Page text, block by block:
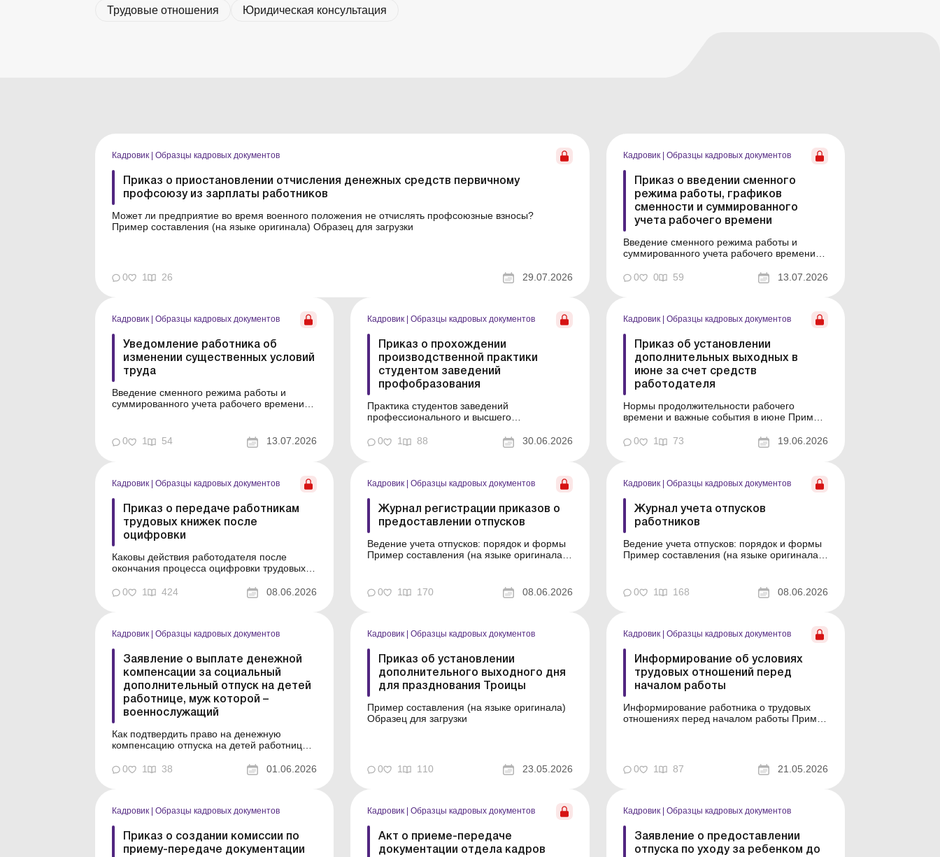
Трудовые отношения
Юридическая консультация
Кадровик Образцы кадровых документов
Приказ о приостановлении отчисления денежных средств первичному
профсоюзу из зарплаты работников
Может ли предприятие во время военного положения не отчислять профсоюзные взносы?
Пример составления (на языке оригинала) Образец для загрузки
0 1 26 29.07.2026
Кадровик Образцы кадровых документов
Приказ о введении сменного
режима работы, графиков
сменности и суммированного
учета рабочего времени
Введение сменного режима работы и
суммированного учета рабочего времени
Образец для загрузки
0 0 59 13.07.2026
Кадровик Образцы кадровых документов
Уведомление работника об
изменении существенных условий
труда
Введение сменного режима работы и
суммированного учета рабочего времени
0
1 54 13.07.2026
Кадровик Образцы кадровых документов
Приказ о прохождении
производственной практики
студентом заведений
профобразования
Практика студентов заведений
профессионального и высшего
составления (на языке оригинала) Образец
0 1 88 30.06.2026
Кадровик Образцы кадровых документов
Приказ об установлении
дополнительных выходных в
июне за счет средств
работодателя
Нормы продолжительности рабочего
времени и важные события в июне Пример
для загрузки
0 1 73 19.06.2026
Кадровик | Образцы кадровых документов
Приказ о передаче работникам
трудовых книжек после
оцифровки
Каковы действия работодателя после
окончания процесса оцифровки трудовых
оригинала) Образец для загрузки
0 1 424 08.06.2026
Кадровик | Образцы кадровых документов
Журнал регистрации приказов о
предоставлении отпусков
Ведение учета отпусков: порядок и формы
Пример составления (на языке оригинала)
0 1 170 08.06.2026
Кадровик | Образцы кадровых документов
Журнал учета отпусков
работников
Ведение учета отпусков: порядок и формы
Пример составления (на языке оригинала)
0 1 168 08.06.2026
Кадровик | Образцы кадровых документов
Заявление о выплате денежной
компенсации за социальный
дополнительный отпуск на детей
работнице, муж которой –
военнослужащий
Как подтвердить право на денежную
компенсацию отпуска на детей работницы,
составления (на языке оригинала) Образец
0 1 38 01.06.2026
Кадровик | Образцы кадровых документов
Приказ об установлении
дополнительного выходного дня
для празднования Троицы
Пример составления (на языке оригинала)
Образец для загрузки
0 1 110 23.05.2026
Кадровик | Образцы кадровых документов
Информирование об условиях
трудовых отношений перед
началом работы
Информирование работника о трудовых
отношениях перед началом работы Пример
0 1 87 21.05.2026
Кадровик Образцы кадровых документов
Приказ о создании комиссии по
приему-передаче документации
Кадровик Образцы кадровых документов
Акт о приеме-передаче
документации отдела кадров
Кадровик Образцы кадровых документов
Заявление о предоставлении
отпуска по уходу за ребенком до